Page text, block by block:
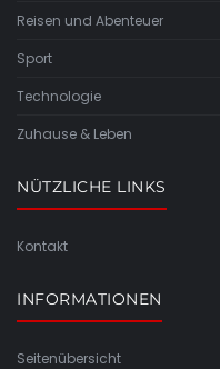
Reisen und Abenteuer
Sport
Technologie
Zuhause & Leben
NÜTZLICHE LINKS
Kontakt
INFORMATIONEN
Seitenübersicht